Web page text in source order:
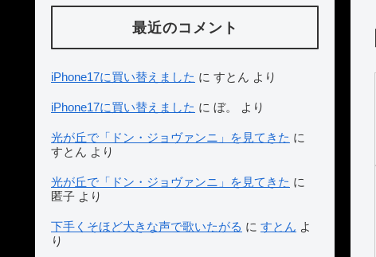
最近のコメント
iPhone17に買い替えました に すとん より
iPhone17に買い替えました に ぼ。 より
光が丘で「ドン・ジョヴァンニ」を見てきた に
すとん より
光が丘で「ドン・ジョヴァンニ」を見てきた に
匿子 より
下手くそほど大きな声で歌いたがる に すとん よ
り